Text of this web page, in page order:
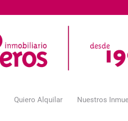
Quiero Alquilar Nuestros